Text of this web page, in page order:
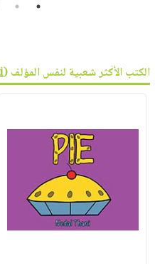
1
2
الكتب الأكثر شعبية لنفس المؤلف (